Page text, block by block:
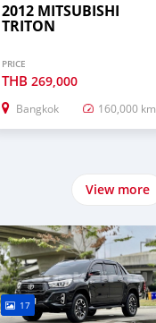
2012 MITSUBISHI
TRITON
PRICE
THB 269,000
Bangkok 160,000 km
View more
17